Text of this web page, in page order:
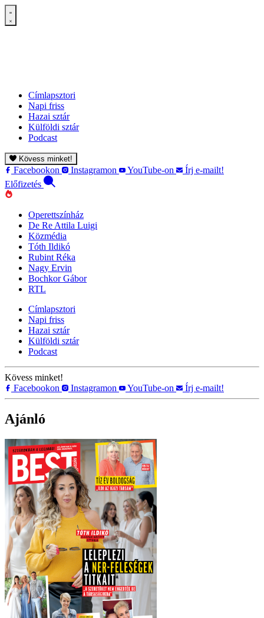
Címlapsztori
Napi friss
Hazai sztár
Külföldi sztár
Podcast
Kövess minket!
Facebookon Instagramon YouTube-on
Írj e-mailt!
Előfizetés
Operettszínház
De Re Attila Luigi
Közmédia
Tóth Ildikó
Rubint Réka
Nagy Ervin
Bochkor Gábor
RTL
Címlapsztori
Napi friss
Hazai sztár
Külföldi sztár
Podcast
Kövess minket!
Facebookon
Instagramon YouTube-on Írj e-mailt!
Ajánló